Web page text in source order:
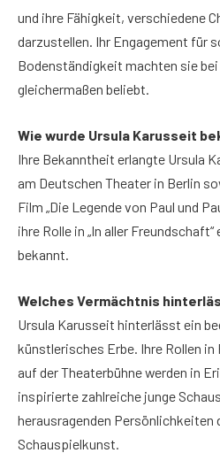
und ihre Fähigkeit, verschiedene
darzustellen. Ihr Engagement für
Bodenständigkeit machten sie bei
gleichermaßen beliebt.
Wie wurde Ursula Karusseit
Ihre Bekanntheit erlangte Ursula
am Deutschen Theater in Berlin
Film „Die Legende von Paul und
ihre Rolle in „In aller
bekannt.
Welches Vermächtnis
Ursula Karusseit hinterlässt ein
künstlerisches Erbe. Ihre Rollen in
auf der Theaterbühne werden in
inspirierte zahlreiche junge
herausragenden Persönlichkeiten
Schauspielkunst.